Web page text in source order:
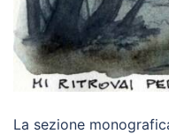
La sezione